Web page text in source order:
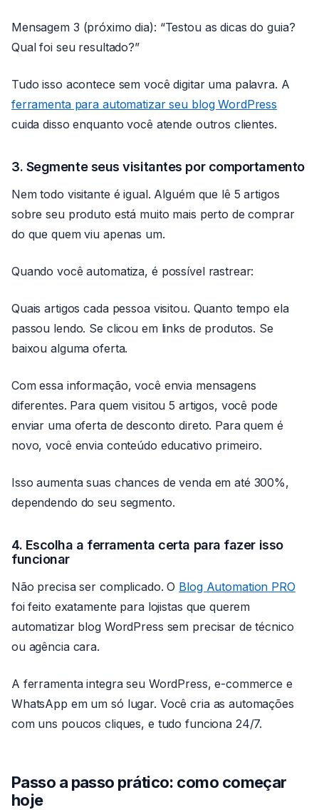
Mensagem 3 (próximo dia): “Testou as dicas do guia?
Qual foi seu resultado?”
Tudo isso acontece sem você digitar uma palavra. A
ferramenta para automatizar seu blog WordPress
cuida disso enquanto você atende outros clientes.
3. Segmente seus visitantes por comportamento
Nem todo visitante é igual. Alguém que lê 5 artigos
sobre seu produto está muito mais perto de comprar
do que quem viu apenas um.
Quando você automatiza, é possível rastrear:
Quais artigos cada pessoa visitou. Quanto tempo ela
passou lendo. Se clicou em links de produtos. Se
baixou alguma oferta.
Com essa informação, você envia mensagens
diferentes. Para quem visitou 5 artigos, você pode
enviar uma oferta de desconto direto. Para quem é
novo, você envia conteúdo educativo primeiro.
Isso aumenta suas chances de venda em até 300%,
dependendo do seu segmento.
4. Escolha a ferramenta certa para fazer isso
funcionar
Não precisa ser complicado. O Blog Automation PRO
foi feito exatamente para lojistas que querem
automatizar blog WordPress sem precisar de técnico
ou agência cara.
A ferramenta integra seu WordPress, e-commerce e
WhatsApp em um só lugar. Você cria as automações
com uns poucos cliques, e tudo funciona 24/7.
Passo a passo prático: como começar
hoje